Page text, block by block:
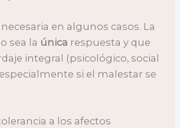
en algunos casos. La
sea la única respuesta y que
integral (psicológico, social
si el malestar se
a los afectos